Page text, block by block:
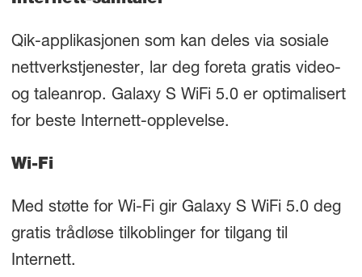
Qik-applikasjonen som kan deles via sosiale
nettverkstjenester, lar deg foreta gratis video-
og taleanrop. Galaxy S WiFi 5.0 er optimalisert
for beste Internett-opplevelse.
Wi-Fi
Med støtte for Wi-Fi gir Galaxy S WiFi 5.0 deg
gratis trådløse tilkoblinger for tilgang til
Internett.